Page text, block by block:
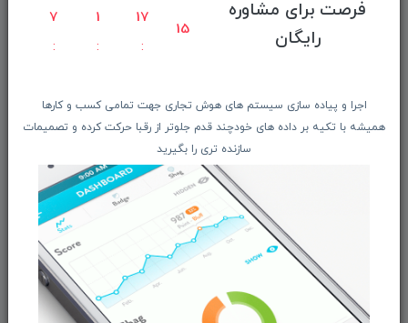
فرصت برای مشاوره
رایگان
7 1 17
14
اجرا و پیاده سازی سیستم های هوش تجاری جهت تمامی کسب و کارها
همیشه با تکیه بر داده های خودچند قدم جلوتر از رقبا حرکت کرده و تصمیمات
سازنده تری را بگیرید
راهنمای ثبت سفارش
معرفـــی همکــاران
ویتریــن فروشگـــاه
درباره ما بیشتر بدانید
از تخفیف‌ها و جدیدترین‌های فروشگاه ما باخبر شوید:
ثبت‌نام